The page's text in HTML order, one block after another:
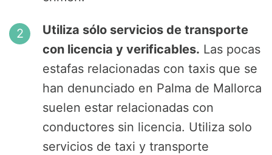
Utiliza sólo servicios de transporte
con licencia y verificables. Las pocas
estafas relacionadas con taxis que se
han denunciado en Palma de Mallorca
suelen estar relacionadas con
conductores sin licencia. Utiliza solo
servicios de taxi y transporte